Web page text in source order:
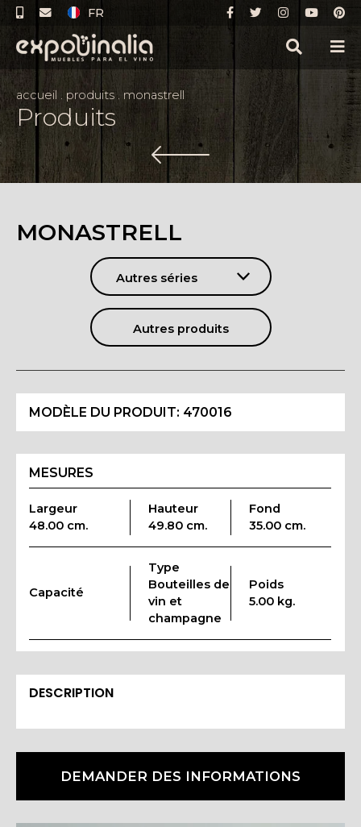
FR
accueil . produits. monastrell
Produits
MONASTRELL
Autres séries
Autres produits
MODÈLE DU PRODUIT: 470016
MESURES
Largeur
48.00 cm.
Hauteur
49.80 cm.
Fond
35.00 cm.
Capacité
Type
Bouteilles de
vin et
champagne
Poids
5.00 kg.
DESCRIPTION
DEMANDER DES INFORMATIONS